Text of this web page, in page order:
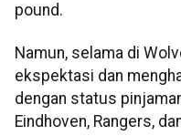
pound.
Namun, selama di
ekspektasi dan
dengan status
Eindhoven, Rangers,